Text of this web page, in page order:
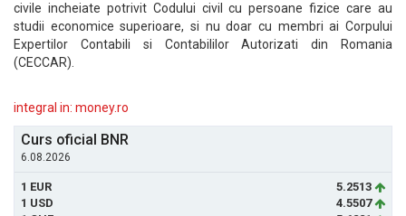
civile incheiate potrivit Codului civil cu persoane fizice care au
studii economice superioare, si nu doar cu membri ai Corpului
Expertilor Contabili si Contabililor Autorizati din Romania
(CECCAR).
integral in: money.ro
Curs oficial BNR
6.08.2026
1 EUR
5.2513
1 USD
4.5507